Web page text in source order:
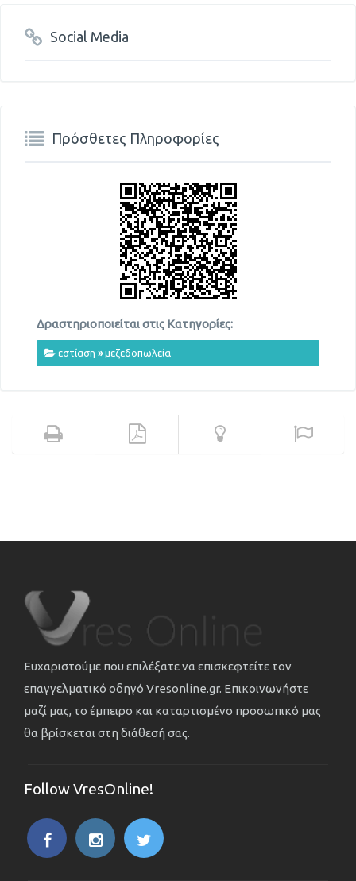
Social Media
Πρόσθετες Πληροφορίες
Δραστηριοποιείται στις Κατηγορίες:
εστίαση »μεζεδοπωλεία
Ευχαριστούμε που επιλέξατε να επισκεφτείτε τον
επαγγελματικό οδηγό Vresonline.gr. Επικοινωνήστε
μαζί μας, το έμπειρο και καταρτισμένο προσωπικό μας
θα βρίσκεται στη διάθεσή σας.
Follow VresOnline!